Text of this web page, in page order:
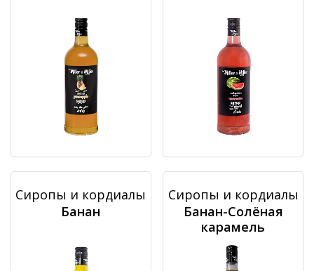
Сиропы и кордиалы
Банан
Сиропы и кордиалы
Банан-Солёная
карамель